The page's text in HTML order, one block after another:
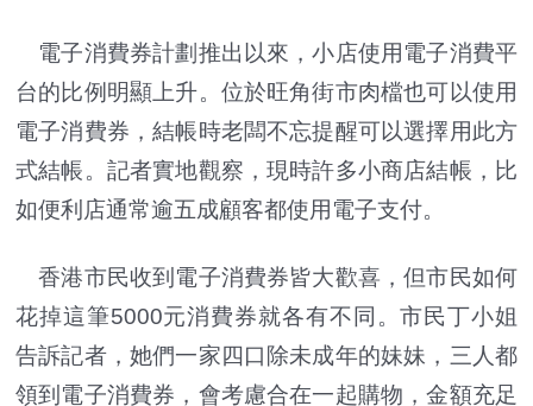
電子消費券計劃推出以來，小店使用電子消費平
台的比例明顯上升。位於旺角街市肉檔也可以使用
電子消費券，結帳時老闆不忘提醒可以選擇用此方
式結帳。記者實地觀察，現時許多小商店結帳，比
如便利店通常逾五成顧客都使用電子支付。
香港市民收到電子消費券皆大歡喜，但市民如何
花掉這筆5000元消費券就各有不同。市民丁小姐
告訴記者，她們一家四口除未成年的妹妹，三人都
領到電子消費券，會考慮合在一起購物，金額充足